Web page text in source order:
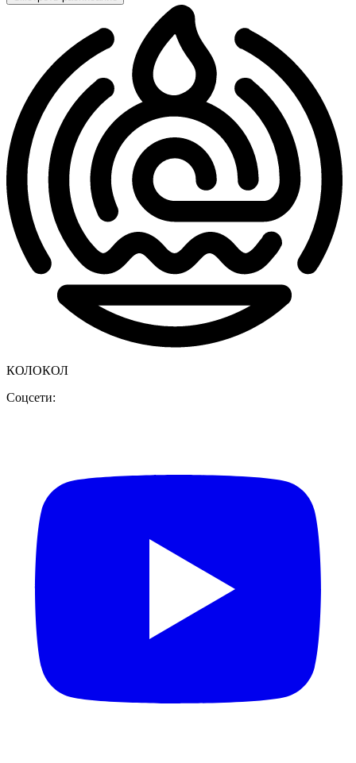
КОЛОКОЛ
Соцсети: